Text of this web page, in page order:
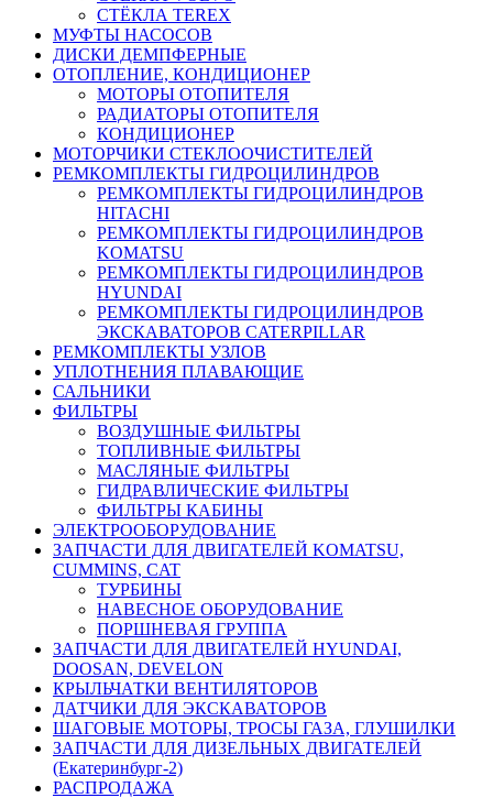
СТЁКЛА TEREX
МУФТЫ НАСОСОВ
ДИСКИ ДЕМПФЕРНЫЕ
ОТОПЛЕНИЕ, КОНДИЦИОНЕР
МОТОРЫ ОТОПИТЕЛЯ
РАДИАТОРЫ ОТОПИТЕЛЯ
КОНДИЦИОНЕР
МОТОРЧИКИ СТЕКЛООЧИСТИТЕЛЕЙ
РЕМКОМПЛЕКТЫ ГИДРОЦИЛИНДРОВ
РЕМКОМПЛЕКТЫ ГИДРОЦИЛИНДРОВ
HITACHI
РЕМКОМПЛЕКТЫ ГИДРОЦИЛИНДРОВ
KOMATSU
РЕМКОМПЛЕКТЫ ГИДРОЦИЛИНДРОВ
HYUNDAI
РЕМКОМПЛЕКТЫ ГИДРОЦИЛИНДРОВ
ЭКСКАВАТОРОВ CATERPILLAR
РЕМКОМПЛЕКТЫ УЗЛОВ
УПЛОТНЕНИЯ ПЛАВАЮЩИЕ
САЛЬНИКИ
ФИЛЬТРЫ
ВОЗДУШНЫЕ ФИЛЬТРЫ
ТОПЛИВНЫЕ ФИЛЬТРЫ
МАСЛЯНЫЕ ФИЛЬТРЫ
ГИДРАВЛИЧЕСКИЕ ФИЛЬТРЫ
ФИЛЬТРЫ КАБИНЫ
ЭЛЕКТРООБОРУДОВАНИЕ
ЗАПЧАСТИ ДЛЯ ДВИГАТЕЛЕЙ KOMATSU,
CUMMINS, CAT
ТУРБИНЫ
НАВЕСНОЕ ОБОРУДОВАНИЕ
ПОРШНЕВАЯ ГРУППА
ЗАПЧАСТИ ДЛЯ ДВИГАТЕЛЕЙ HYUNDAI,
DOOSAN, DEVELON
КРЫЛЬЧАТКИ ВЕНТИЛЯТОРОВ
ДАТЧИКИ ДЛЯ ЭКСКАВАТОРОВ
ШАГОВЫЕ МОТОРЫ, ТРОСЫ ГАЗА, ГЛУШИЛКИ
ЗАПЧАСТИ ДЛЯ ДИЗЕЛЬНЫХ ДВИГАТЕЛЕЙ
(Екатеринбург-2)
РАСПРОДАЖА